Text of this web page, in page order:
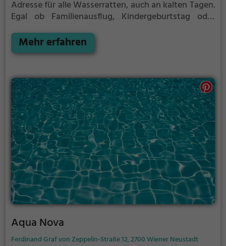
Adresse für alle Wasserratten, auch an kalten Tagen.
Egal ob Familienausflug, Kindergeburtstag oder
Arnbruck kommt jeder auf seine Kosten.
Mehr erfahren
Aqua Nova
Ferdinand Graf von Zeppelin-Straße 12, 2700 Wiener Neustadt